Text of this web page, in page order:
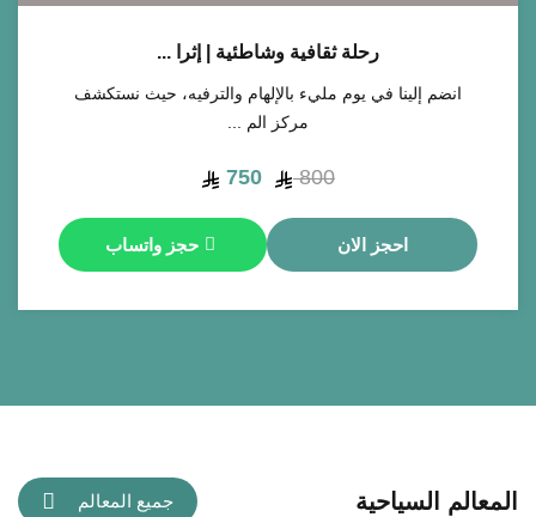
رحلة ثقافية وشاطئية | إثرا ...
انضم إلينا في يوم مليء بالإلهام والترفيه، حيث نستكشف
مركز الم ...
800
750
احجز الان حجز واتساب
المعالم السياحية جميع المعالم